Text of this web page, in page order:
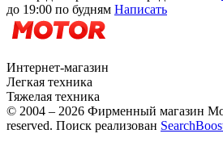
до 19:00 по будням Написать
Интернет-магазин
Легкая техника
Тяжелая техника
© 2004 – 2026 Фирменный магазин
reserved. Поиск реализован